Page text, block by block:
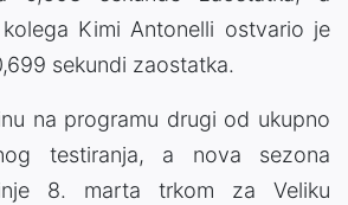
Kimi Antonelli ostvario je
sekundi zaostatka.
na programu drugi od ukupno
testiranja, a nova sezona
8. marta trkom za Veliku